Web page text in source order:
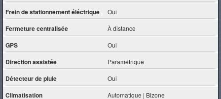
Frein de stationnement éléctrique Oui
Fermeture centralisée À distance
GPS Oui
Direction assistée Paramétrique
Détecteur de pluie Oui
Climatisation Automatique | Bizone